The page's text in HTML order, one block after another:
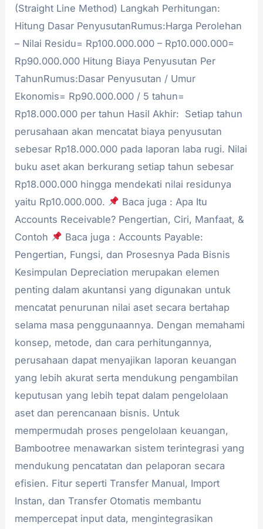
(Straight Line Method) Langkah Perhitungan:
Hitung Dasar PenyusutanRumus:Harga Perolehan
– Nilai Residu= Rp100.000.000 – Rp10.000.000=
Rp90.000.000 Hitung Biaya Penyusutan Per
TahunRumus:Dasar Penyusutan / Umur
Ekonomis= Rp90.000.000 / 5 tahun=
Rp18.000.000 per tahun Hasil Akhir: Setiap tahun
perusahaan akan mencatat biaya penyusutan
sebesar Rp18.000.000 pada laporan laba rugi. Nilai
buku aset akan berkurang setiap tahun sebesar
Rp18.000.000 hingga mendekati nilai residunya
yaitu Rp10.000.000.
Baca juga : Apa Itu
Accounts Receivable? Pengertian, Ciri, Manfaat, &
Contoh
Baca juga : Accounts Payable:
Pengertian, Fungsi, dan Prosesnya Pada Bisnis
Kesimpulan Depreciation merupakan elemen
penting dalam akuntansi yang digunakan untuk
mencatat penurunan nilai aset secara bertahap
selama masa penggunaannya. Dengan memahami
konsep, metode, dan cara perhitungannya,
perusahaan dapat menyajikan laporan keuangan
yang lebih akurat serta mendukung pengambilan
keputusan yang lebih tepat dalam pengelolaan
aset dan perencanaan bisnis. Untuk
mempermudah proses pengelolaan keuangan,
Bambootree menawarkan sistem terintegrasi yang
mendukung pencatatan dan pelaporan secara
efisien. Fitur seperti Transfer Manual, Import
Instan, dan Transfer Otomatis membantu
mempercepat input data, mengintegrasikan